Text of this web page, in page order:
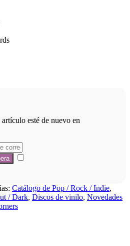
esté de nuevo en
Catálogo de Pop / Rock / Indie,
/ Dark, Discos de vinilo, Novedades